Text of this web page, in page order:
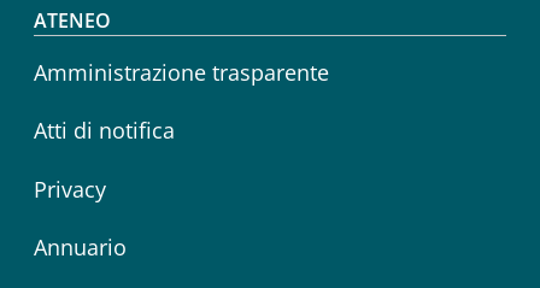
Footer menu
ATENEO
Amministrazione trasparente
Atti di notifica
Privacy
Annuario